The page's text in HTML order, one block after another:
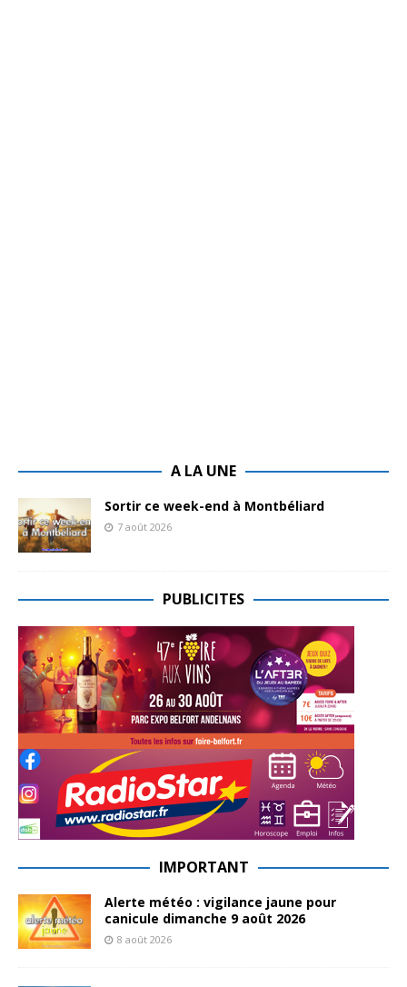
A LA UNE
Sortir ce week-end à Montbéliard
7 août 2026
PUBLICITES
IMPORTANT
Alerte météo : vigilance jaune pour
canicule dimanche 9 août 2026
8 août 2026